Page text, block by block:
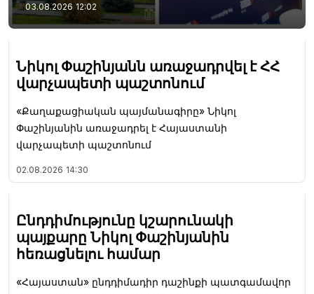
03.08.2026 12:02
Նիկոլ Փաշինյանն առաջադրվել է ՀՀ
վարչապետի պաշտոնում
«Քաղաքացիական պայմանագիրը» Նիկոլ
Փաշինյանին առաջադրել է Հայաստանի
վարչապետի պաշտոնում
02.08.2026 14:30
Ընդդիմությունը կշարունակի
պայքարը Նիկոլ Փաշինյանին
հեռացնելու համար
«Հայաստան» ընդդիմադիր դաշինքի պատգամավոր